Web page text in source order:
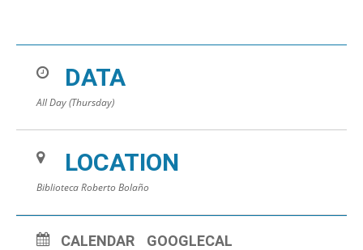
DATA
All Day (Thursday)
LOCATION
Biblioteca Roberto Bolaño
CALENDAR GOOGLECAL